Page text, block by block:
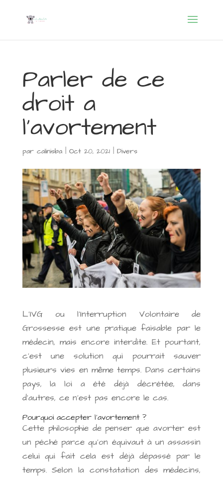
Parler de ce
droit a
l’avortement
par calinisba| Oct 20, 2021| Divers
L’IVG ou l’Interruption Volontaire de
Grossesse est une pratique faisable par le
médecin, mais encore interdite. Et pourtant,
c’est une solution qui pourrait sauver
plusieurs vies en même temps. Dans certains
pays, la loi a été déjà décrétée, dans
d’autres, ce n’est pas encore le cas.
Pourquoi accepter l’avortement ?
Cette philosophie de penser que avorter est
un péché parce qu’on équivaut à un assassin
celui qui fait cela est déjà dépassé par le
temps. Selon la constatation des médecins,